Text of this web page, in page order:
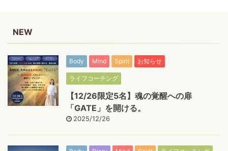
NEW
Body Mind Spirit お知らせ
ライフコーチング
【12/26限定5名】魂の覚醒への扉
「GATE」を開ける。
2025/12/26